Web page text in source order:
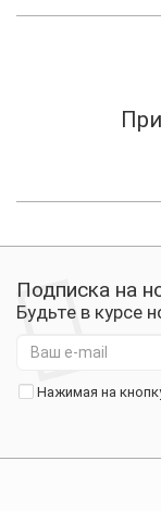
Подписка на
Будьте в курсе
Нажимая на